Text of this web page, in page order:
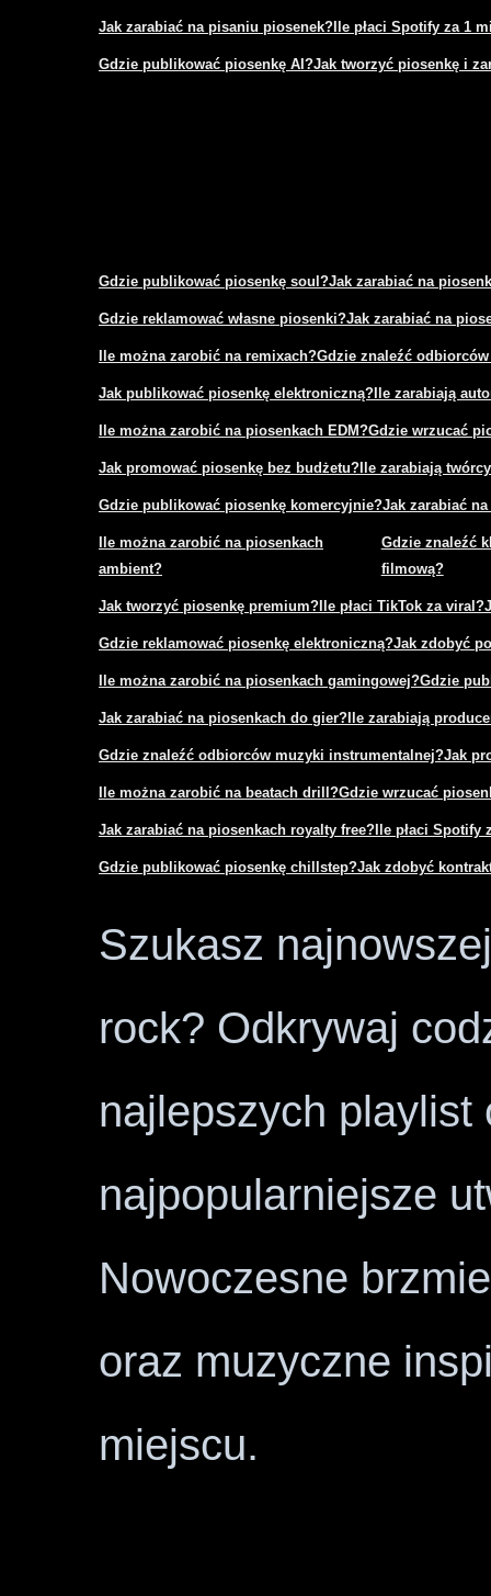
Jak zarabiać na pisaniu piosenek? Ile płaci Spotify za 1
Gdzie publikować piosenkę AI?Jak tworzyć piosenkę i
Gdzie publikować piosenkę soul?Jak zarabiać na
Gdzie reklamować własne piosenki?Jak zarabiać na
Ile można zarobić na remixach?Gdzie znaleźć
Jak publikować piosenkę elektroniczną? Ile zarabiają
Ile można zarobić na piosenkach EDM?Gdzie wrzucać
Jak promować piosenkę bez budżetu? Ile zarabiają
Gdzie publikować piosenkę komercyjnie?Jak zarabiać
Ile można zarobić na piosenkach
ambient?
Gdzie znaleźć
filmową?
Jak tworzyć piosenkę premium? Ile płaci TikTok za viral?
Gdzie reklamować piosenkę elektroniczną?Jak zdobyć
Ile można zarobić na piosenkach gamingowej?Gdzie
Jak zarabiać na piosenkach do gier? Ile zarabiają
Gdzie znaleźć odbiorców muzyki instrumentalnej?Jak
Ile można zarobić na beatach drill?Gdzie wrzucać
Jak zarabiać na piosenkach royalty free? Ile płaci Spotify
Gdzie publikować piosenkę chillstep?Jak zdobyć
Szukasz
rock? Odkrywaj
najlepszych playlist
najpopularniejsze
Nowoczesne
oraz muzyczne
miejscu.